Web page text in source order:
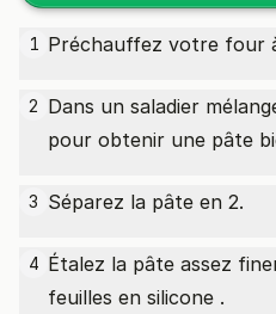
1 Préchauffez votre four
2 Dans un saladier
pour obtenir une pâte
3 Séparez la pâte en 2.
4 Étalez la pâte assez
feuilles en silicone .